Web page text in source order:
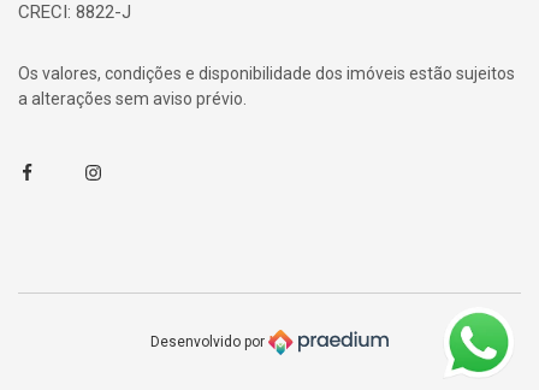
CRECI: 8822-J
Os valores, condições e disponibilidade dos imóveis estão sujeitos
a alterações sem aviso prévio.
FacebookInstagram
Desenvolvido por